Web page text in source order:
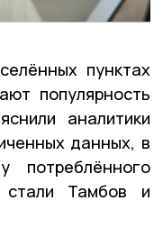
пунктах
популярность
аналитики
данных, в
стали Тамбов и